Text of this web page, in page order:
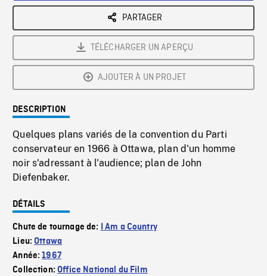
PARTAGER
TÉLÉCHARGER UN APERÇU
AJOUTER À UN PROJET
DESCRIPTION
Quelques plans variés de la convention du Parti
conservateur en 1966 à Ottawa, plan d'un homme
noir s'adressant à l'audience; plan de John
Diefenbaker.
DÉTAILS
Chute de tournage de:
I Am a Country
Lieu:Ottawa
Année:1967
Collection:Office National du Film